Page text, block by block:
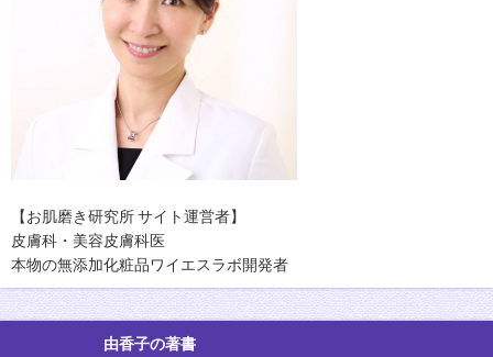
【お肌磨き研究所 サイト運営者】
皮膚科・美容皮膚科医
本物の無添加化粧品ワイエスラボ開発者
由香子の著書